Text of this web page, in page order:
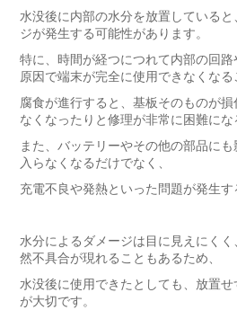
水没後に内部の水分を放置している
ジが発生する可能性があります。
特に、時間が経つにつれて内部の回
原因で端末が完全に使用できなくなる
腐食が進行すると、基板そのものが
なくなったりと修理が非常に困難にな
また、バッテリーやその他の部品に
入らなくなるだけでなく、
充電不良や発熱といった問題が発生す
水分によるダメージは目に見えにく
然不具合が現れることもあるため、
水没後に使用できたとしても、放置
が大切です。